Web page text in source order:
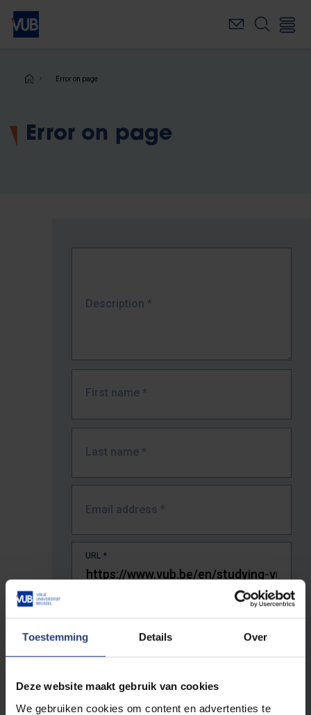
Toestemming Details Over
Deze website maakt gebruik van cookies
We gebruiken cookies om content en advertenties te
Skip
main
Breadcrumb
Error on page
Error on page
Description *
First name *
Last name *
Email address *
URL *
The full URL of the page where you encountered the error.